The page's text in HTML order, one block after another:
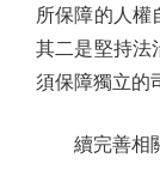
所保障的人權
其二是堅持法
須保障獨立的
續完善相